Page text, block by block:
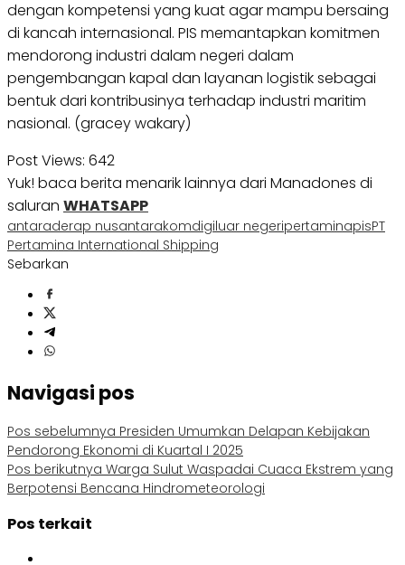
dengan kompetensi yang kuat agar mampu bersaing
di kancah internasional. PIS memantapkan komitmen
mendorong industri dalam negeri dalam
pengembangan kapal dan layanan logistik sebagai
bentuk dari kontribusinya terhadap industri maritim
nasional. (gracey wakary)
Post Views: 642
Yuk! baca berita menarik lainnya dari Manadones di
saluran WHATSAPP
antaraderap nusantarakomdigiluar negeripertaminapisPT
Pertamina International Shipping
Sebarkan
Navigasi pos
Pos sebelumnya Presiden Umumkan Delapan Kebijakan
Pendorong Ekonomi di Kuartal I 2025
Pos berikutnya Warga Sulut Waspadai Cuaca Ekstrem yang
Berpotensi Bencana Hindrometeorologi
Pos terkait